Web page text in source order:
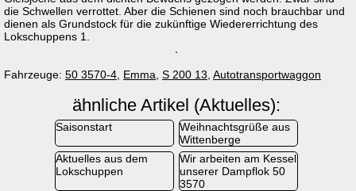
die Schwellen verrottet. Aber die Schienen sind noch brauchbar und
dienen als Grundstock für die zukünftige Wiedererrichtung des
Lokschuppens 1.
Fahrzeuge: 50 3570-4 Emma S 200 13 Autotransportwaggon
ähnliche Artikel (Aktuelles):
Saisonstart
Weihnachtsgrüße aus
Wittenberge
Aktuelles aus dem
Lokschuppen
Wir arbeiten am Kessel
unserer Dampflok 50
3570